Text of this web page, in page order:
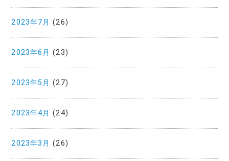
2023年7月 (26)
2023年6月 (23)
2023年5月 (27)
2023年4月 (24)
2023年3月 (26)